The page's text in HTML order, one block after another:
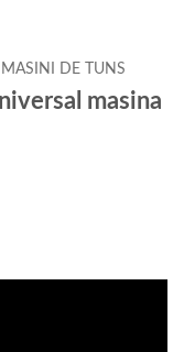
DE TUNS
masina